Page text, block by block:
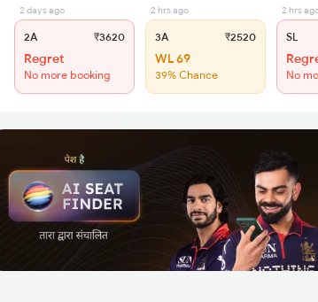
2 days ago
2A ₹3620
Regret
No more booking
2 hrs ago
3A ₹2520
WL 69
39% Chance
2 hrs
SL
No